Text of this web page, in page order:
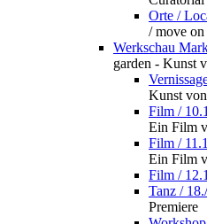
Orte /
/ move on
Werkschau
garden - Kunst
Kunst
Film /
Ein Film
Film /
Ein Film
Film /
Tanz /
Premiere